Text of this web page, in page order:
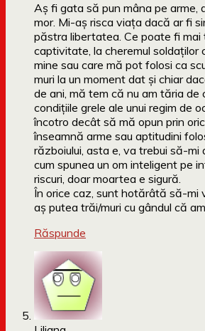
Aș fi gata să pun mâna pe arme,
mor. Mi-aș risca viața dacă ar fi
păstra libertatea. Ce poate fi
captivitate, la cheremul soldaților
mine sau care mă pot folosi ca
muri la un moment dat și chiar
de ani, mă tem că nu am tăria de
condițiile grele ale unui regim de
încotro decât să mă opun prin
înseamnă arme sau aptitudini
războiului, asta e, va trebui să-mi
cum spunea un om inteligent pe
riscuri, doar moartea e sigură.
În orice caz, sunt hotărâtă să-mi
aș putea trăi/muri cu gândul că
Răspunde